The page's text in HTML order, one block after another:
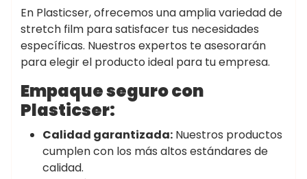
En Plasticser, ofrecemos una amplia variedad de
stretch film para satisfacer tus necesidades
específicas. Nuestros expertos te asesorarán
para elegir el producto ideal para tu empresa.
Empaque seguro con
Plasticser:
Calidad garantizada: Nuestros productos
cumplen con los más altos estándares de
calidad.